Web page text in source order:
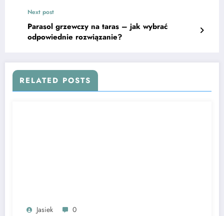
Next post
Parasol grzewczy na taras – jak wybrać
odpowiednie rozwiązanie?
RELATED POSTS
Jasiek 0